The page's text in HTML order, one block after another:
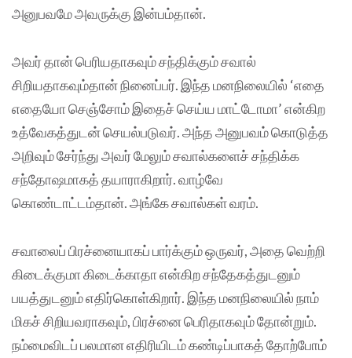
அனுபவமே அவருக்கு இன்பம்தான்.
அவர் தான் பெரியதாகவும் சந்திக்கும் சவால்
சிறியதாகவும்தான் நினைப்பர். இந்த மனநிலையில் ‘எதை
எதையோ செஞ்சோம் இதைச் செய்ய மாட்டோமா’ என்கிற
உத்வேகத்துடன் செயல்படுவர். அந்த அனுபவம் கொடுத்த
அறிவும் சேர்ந்து அவர் மேலும் சவால்களைச் சந்திக்க
சந்தோஷமாகத் தயாராகிறார். வாழ்வே
கொண்டாட்டம்தான். அங்கே சவால்கள் வரம்.
சவாலைப் பிரச்னையாகப் பார்க்கும் ஒருவர், அதை வெற்றி
கிடைக்குமா கிடைக்காதா என்கிற சந்தேகத்துடனும்
பயத்துடனும் எதிர்கொள்கிறார். இந்த மனநிலையில் நாம்
மிகச் சிறியவராகவும், பிரச்னை பெரிதாகவும் தோன்றும்.
நம்மைவிடப் பலமான எதிரியிடம் கண்டிப்பாகத் தோற்போம்